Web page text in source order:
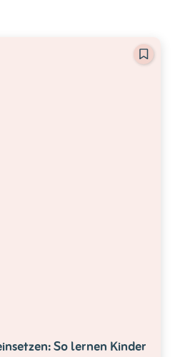
So lernen Kinder